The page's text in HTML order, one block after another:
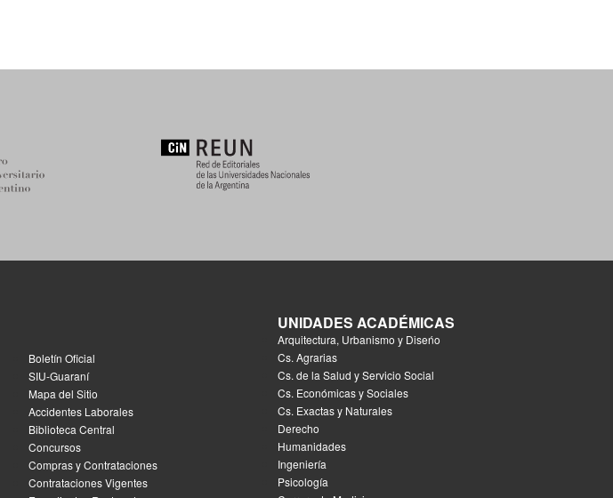
Boletín Oficial
SIU-Guaraní
Mapa del Sitio
Accidentes Laborales
Biblioteca Central
Concursos
Compras y Contrataciones
Contrataciones Vigentes
UNIDADES ACADÉMICAS
Arquitectura, Urbanismo y Diseńo
Cs. Agrarias
Cs. de la Salud y Servicio Social
Cs. Económicas y Sociales
Cs. Exactas y Naturales
Derecho
Humanidades
Ingeniería
Psicología